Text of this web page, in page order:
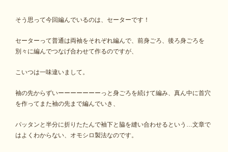
そう思って今回編んでいるのは、セーターです！
セーターって普通は両袖をそれぞれ編んで、前身ごろ、後ろ身ごろを
別々に編んでつなげ合わせて作るのですが、
こいつは一味違いまして。
袖の先からずいーーーーーーーっと身ごろを続けて編み、真ん中に首穴
を作ってまた袖の先まで編んでいき、
パッタンと半分に折りたたんで袖下と脇を縫い合わせるという…文章で
はよくわからない、オモシロ製法なのです。